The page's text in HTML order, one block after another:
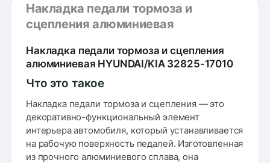
Накладка педали тормоза и
сцепления алюминиевая
Накладка педали тормоза и сцепления
алюминиевая HYUNDAI/KIA 32825-17010
Что это такое
Накладка педали тормоза и сцепления — это
декоративно-функциональный элемент
интерьера автомобиля, который устанавливается
на рабочую поверхность педалей. Изготовленная
из прочного алюминиевого сплава, она